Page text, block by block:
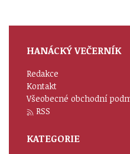
HANÁCKÝ VEČERNÍK
Redakce
Kontakt
Všeobecné obchodní
RSS
KATEGORIE